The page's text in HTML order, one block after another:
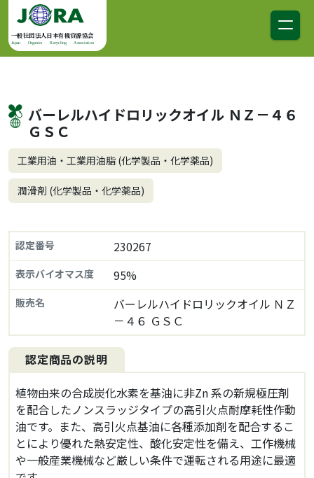
コンテンツへスキップ
メインナビゲーション
一般社団法人日本有機資源協会
Japan Organics Recycling Association
バーレルハイドロリックオイル ＮＺ－４６
ＧＳＣ
工業用油・工業用油脂 (化学製品・化学薬品)
潤滑剤 (化学製品・化学薬品)
認定番号 230267
表示バイオマス度 95%
販売名
バーレルハイドロリックオイル ＮＺ
－４６ ＧＳＣ
認定商品の説明
植物由来の合成炭化水素を基油に非Zn 系の新規極圧剤
を配合したノンスラッジタイプの高引火点耐摩耗性作動
油です。また、高引火点基油に各種添加剤を配合するこ
とにより優れた熱安定性、酸化安定性を備え、工作機械
や一般産業機械など厳しい条件で運転される用途に最適